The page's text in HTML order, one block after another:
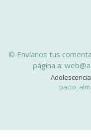
© Envíanos tus
página a: